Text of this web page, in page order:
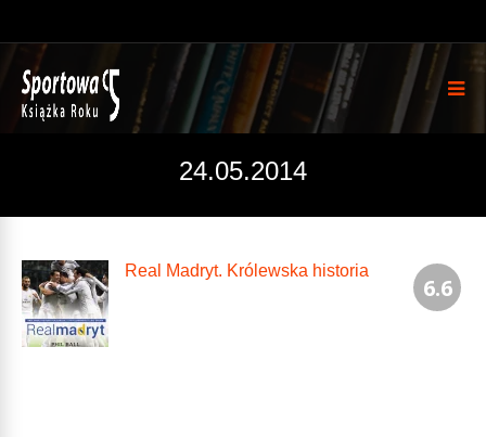
24.05.2014
6.6
Real Madryt. Królewska historia